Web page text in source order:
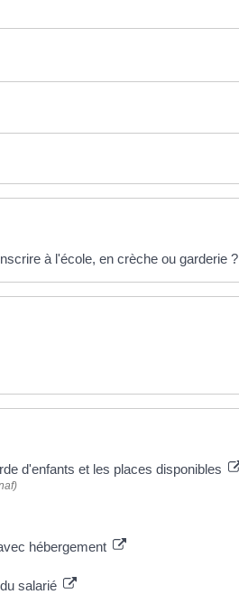
à l'école, en crèche ou garderie ?
d'enfants et les places disponibles
hébergement
salarié